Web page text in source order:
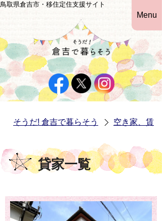
鳥取県倉吉市・移住定住支援サイト
Menu
そうだ! 倉吉で暮らそう 空き家、賃貸
貸家一覧